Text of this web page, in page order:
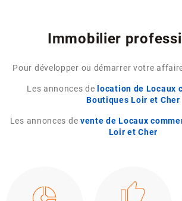
Immobilier
Pour développer ou démarrer votre
Les annonces de location de Locaux
Boutiques Loir et Cher
Les annonces de vente de Locaux
Loir et Cher